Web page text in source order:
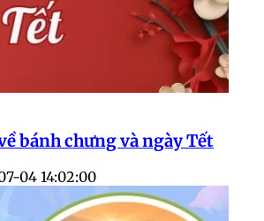
bánh chưng và ngày Tết
04 14:02:00